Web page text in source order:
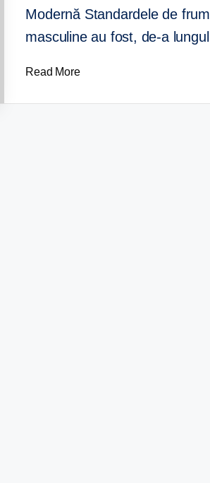
Modernă Standardele de
masculine au fost, de-a
Read More